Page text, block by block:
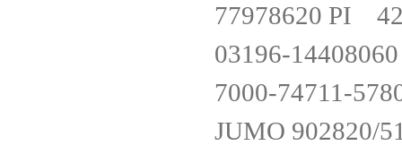
77978620 PI
03196-
7000-74711-
JUMO 902820/